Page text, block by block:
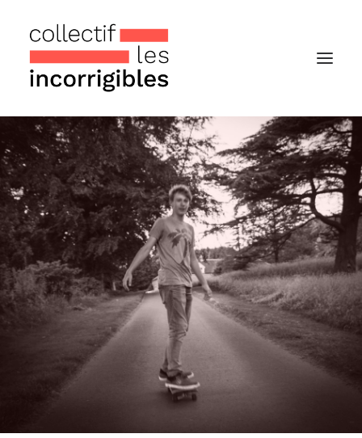
Accueil
Le collectif
Nos actualités
Notre « Incolettre » mensuelle
Recherche